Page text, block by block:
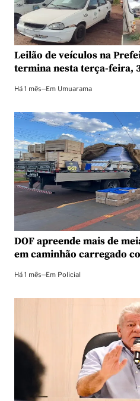
Leilão de veículos na
termina nesta terça-feira,
Há 1 mês—Em Umuarama
DOF apreende mais de
em caminhão carregado
Há 1 mês—Em Policial